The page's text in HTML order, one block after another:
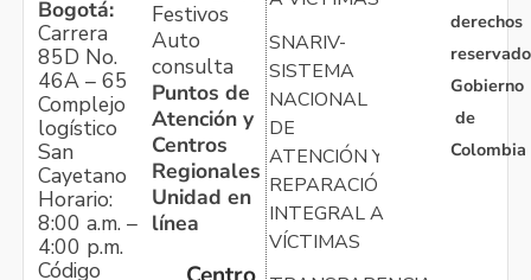
Bogotá:
Carrera
85D No.
46A – 65
Complejo
logístico
San
Cayetano
Horario:
8:00 a.m. –
4:00 p.m.
Código
Festivos
Auto
consulta
Puntos de
Atención y
Centros
Regionales
Unidad en
línea
SNARIV-
SISTEMA
NACIONAL
DE
ATENCIÓN Y
REPARACIÓN
INTEGRAL A
VÍCTIMAS
derechos
Gobierno
de
Colombia